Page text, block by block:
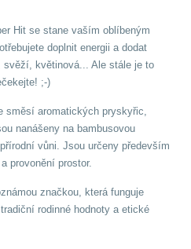
Hit se stane vaším oblíbeným
doplnit energii a dodat
svěží, květinová... Ale stále je to
;-)
směsí aromatických pryskyřic,
nanášeny na bambusovou
vůni. Jsou určeny především
provonění prostor.
značkou, která funguje
rodinné hodnoty a etické